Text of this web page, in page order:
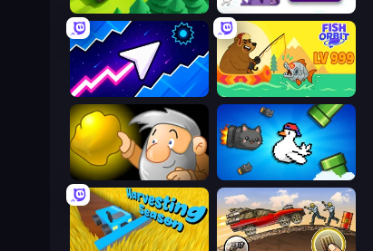
Lumber Harvest: Tree Cutting Game Bouncemasters
Space Waves Fish Orbit
Gold Miner Honk